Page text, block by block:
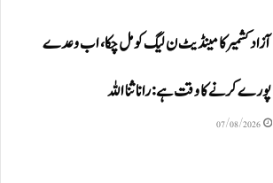
آزاد کشمیر کا مینڈیٹ ن لیگ کو مل چکا، اب وعدے
پورے کرنے کا وقت ہے: رانا ثنا اللہ
07/08/2026